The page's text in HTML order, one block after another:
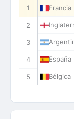
1 Francia
2
3
4 España
5 Bélgica